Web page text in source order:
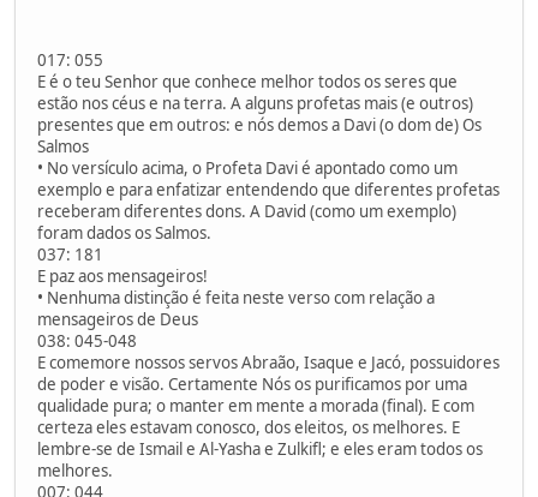
017: 055
E é o teu Senhor que conhece melhor todos os seres que
estão nos céus e na terra. A alguns profetas mais (e outros)
presentes que em outros: e nós demos a Davi (o dom de) Os
Salmos
• No versículo acima, o Profeta Davi é apontado como um
exemplo e para enfatizar entendendo que diferentes profetas
receberam diferentes dons. A David (como um exemplo)
foram dados os Salmos.
037: 181
E paz aos mensageiros!
• Nenhuma distinção é feita neste verso com relação a
mensageiros de Deus
038: 045-048
E comemore nossos servos Abraão, Isaque e Jacó, possuidores
de poder e visão. Certamente Nós os purificamos por uma
qualidade pura; o manter em mente a morada (final). E com
certeza eles estavam conosco, dos eleitos, os melhores. E
lembre-se de Ismail e Al-Yasha e Zulkifl; e eles eram todos os
melhores.
007: 044